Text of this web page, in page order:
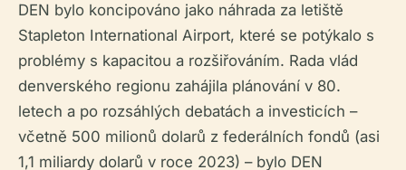
DEN bylo koncipováno jako náhrada za letiště
Stapleton International Airport, které se potýkalo s
problémy s kapacitou a rozšiřováním. Rada vlád
denverského regionu zahájila plánování v 80.
letech a po rozsáhlých debatách a investicích –
včetně 500 milionů dolarů z federálních fondů (asi
1,1 miliardy dolarů v roce 2023) – bylo DEN